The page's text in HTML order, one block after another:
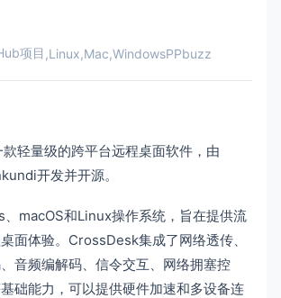
项目 ,Linux,Mac,WindowsPPbuzz
轻量级的跨平台远程桌面软件，由
开发并开源。
macOS和Linux操作系统，旨在提供流
面体验。CrossDesk集成了网络透传、
音频编解码、信令交互、网络拥塞控
础能力，可以提供硬件加速和多设备连